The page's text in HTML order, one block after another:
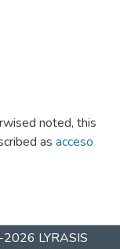
noted, this
as acceso
2026 LYRASIS